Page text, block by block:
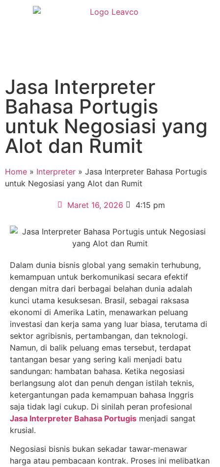
Jasa Interpreter
Bahasa Portugis
untuk Negosiasi yang
Alot dan Rumit
Home » Interpreter » Jasa Interpreter Bahasa Portugis
untuk Negosiasi yang Alot dan Rumit
Maret 16, 2026 4:15 pm
Dalam dunia bisnis global yang semakin terhubung,
kemampuan untuk berkomunikasi secara efektif
dengan mitra dari berbagai belahan dunia adalah
kunci utama kesuksesan. Brasil, sebagai raksasa
ekonomi di Amerika Latin, menawarkan peluang
investasi dan kerja sama yang luar biasa, terutama di
sektor agribisnis, pertambangan, dan teknologi.
Namun, di balik peluang emas tersebut, terdapat
tantangan besar yang sering kali menjadi batu
sandungan: hambatan bahasa. Ketika negosiasi
berlangsung alot dan penuh dengan istilah teknis,
ketergantungan pada kemampuan bahasa Inggris
saja tidak lagi cukup. Di sinilah peran profesional
Jasa Interpreter Bahasa Portugis menjadi sangat
krusial.
Negosiasi bisnis bukan sekadar tawar-menawar
harga atau pembacaan kontrak. Proses ini melibatkan